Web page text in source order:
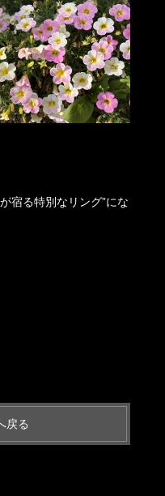
宿る特別なリング”にな
戻る